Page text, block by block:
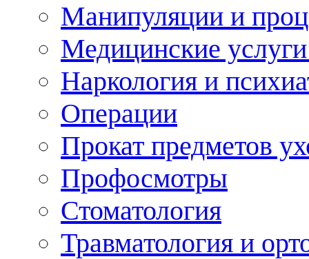
Манипуляции и
Медицинские
Наркология и
Операции
Прокат предметов
Профосмотры
Стоматология
Травматология и